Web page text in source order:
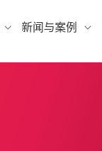
新闻与案例